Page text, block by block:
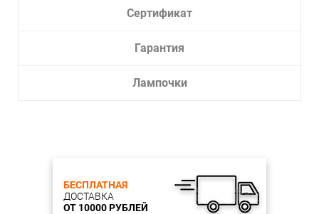
Сертификат
Гарантия
Лампочки
БЕСПЛАТНАЯ
ДОСТАВКА
ОТ 10000 РУБЛЕЙ